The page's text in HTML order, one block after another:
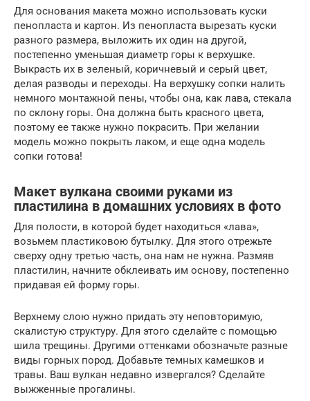
Для основания макета можно использовать куски
пенопласта и картон. Из пенопласта вырезать куски
разного размера, выложить их один на другой,
постепенно уменьшая диаметр горы к верхушке.
Выкрасть их в зеленый, коричневый и серый цвет,
делая разводы и переходы. На верхушку сопки налить
немного монтажной пены, чтобы она, как лава, стекала
по склону горы. Она должна быть красного цвета,
поэтому ее также нужно покрасить. При желании
модель можно покрыть лаком, и еще одна модель
сопки готова!
Макет вулкана своими руками из
пластилина в домашних условиях в фото
Для полости, в которой будет находиться «лава»,
возьмем пластиковою бутылку. Для этого отрежьте
сверху одну третью часть, она нам не нужна. Размяв
пластилин, начните обклеивать им основу, постепенно
придавая ей форму горы.
Верхнему слою нужно придать эту неповторимую,
скалистую структуру. Для этого сделайте с помощью
шила трещины. Другими оттенками обозначьте разные
виды горных пород. Добавьте темных камешков и
травы. Ваш вулкан недавно извергался? Сделайте
выжженные прогалины.